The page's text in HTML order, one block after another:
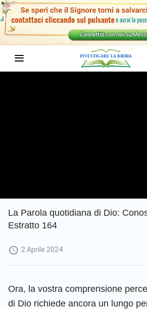
La Parola quotidiana di Dio:
Estratto 164
2 Aprile 2024
Ora, la vostra comprensione
di Dio richiede ancora un lungo